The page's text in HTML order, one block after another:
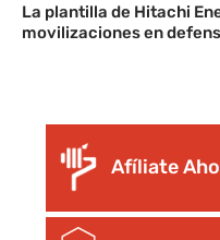
La plantilla de Hitachi
movilizaciones en
Afíliate